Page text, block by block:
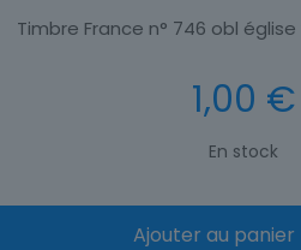
Timbre France n° 746 obl
1,00 €
En stock
Ajouter au panier